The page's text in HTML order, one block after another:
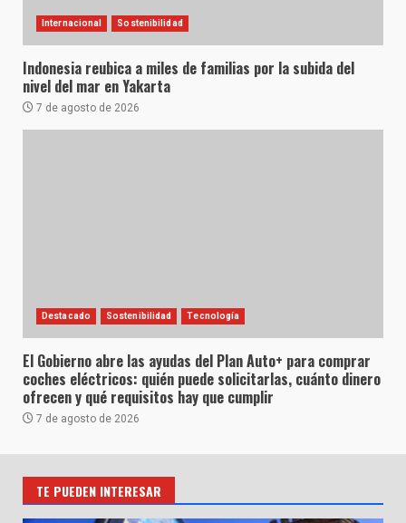
Internacional Sostenibilidad
Indonesia reubica a miles de familias por la subida del
nivel del mar en Yakarta
7 de agosto de 2026
Destacado Sostenibilidad Tecnología
El Gobierno abre las ayudas del Plan Auto+ para comprar
coches eléctricos: quién puede solicitarlas, cuánto dinero
ofrecen y qué requisitos hay que cumplir
7 de agosto de 2026
TE PUEDEN INTERESAR